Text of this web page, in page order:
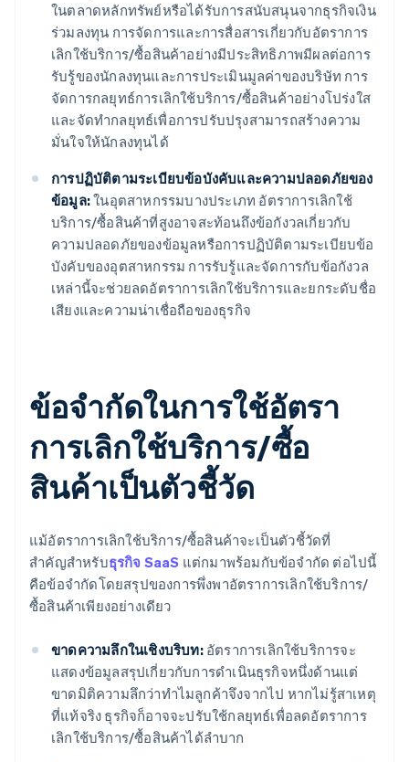
ในตลาดหลักทรัพย์หรือได้รับการสนับสนุนจากธุรกิจเงิน
ร่วมลงทุน การจัดการและการสื่อสารเกี่ยวกับอัตราการ
เลิกใช้บริการ/ซื้อสินค้าอย่างมีประสิทธิภาพมีผลต่อการ
รับรู้ของนักลงทุนและการประเมินมูลค่าของบริษัท การ
จัดการกลยุทธ์การเลิกใช้บริการ/ซื้อสินค้าอย่างโปร่งใส
และจัดทำกลยุทธ์เพื่อการปรับปรุงสามารถสร้างความ
มั่นใจให้นักลงทุนได้
การปฏิบัติตามระเบียบข้อบังคับและความปลอดภัยของ
ข้อมูล:ในอุตสาหกรรมบางประเภท อัตราการเลิกใช้
บริการ/ซื้อสินค้าที่สูงอาจสะท้อนถึงข้อกังวลเกี่ยวกับ
ความปลอดภัยของข้อมูลหรือการปฏิบัติตามระเบียบข้อ
บังคับของอุตสาหกรรม การรับรู้และจัดการกับข้อกังวล
เหล่านี้จะช่วยลดอัตราการเลิกใช้บริการและยกระดับชื่อ
เสียงและความน่าเชื่อถือของธุรกิจ
ข้อจํากัดในการใช้อัตรา
การเลิกใช้บริการ/ซื้อ
สินค้าเป็นตัวชี้วัด
แม้อัตราการเลิกใช้บริการ/ซื้อสินค้าจะเป็นตัวชี้วัดที่
สําคัญสําหรับธุรกิจ SaaS แต่กมาพร้อมกับข้อจํากัด ต่อไปนี้
คือข้อจํากัดโดยสรุปของการพึ่งพาอัตราการเลิกใช้บริการ/
ซื้อสินค้าเพียงอย่างเดียว
ขาดความลึกในเชิงบริบท:อัตราการเลิกใช้บริการจะ
แสดงข้อมูลสรุปเกี่ยวกับการดําเนินธุรกิจหนึ่งด้านแต่
ขาดมิติความลึกว่าทำไมลูกค้าจึงจากไป หากไม่รู้สาเหตุ
ที่แท้จริง ธุรกิจก็อาจจะปรับใช้กลยุทธ์เพื่อลดอัตราการ
เลิกใช้บริการ/ซื้อสินค้าได้ลำบาก